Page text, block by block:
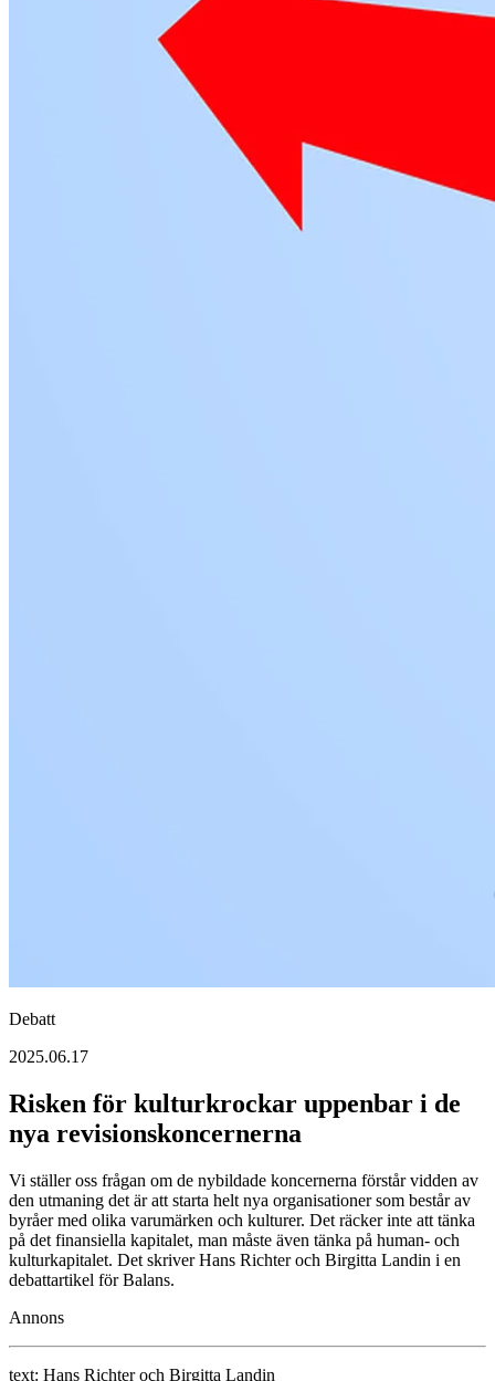
Debatt
2025.06.17
Risken för kulturkrockar uppenbar i de
nya revisionskoncernerna
Vi ställer oss frågan om de nybildade koncernerna förstår vidden av
den utmaning det är att starta helt nya organisationer som består av
byråer med olika varumärken och kulturer. Det räcker inte att tänka
på det finansiella kapitalet, man måste även tänka på human- och
kulturkapitalet. Det skriver Hans Richter och Birgitta Landin i en
debattartikel för Balans.
Annons
text: Hans Richter och Birgitta Landin